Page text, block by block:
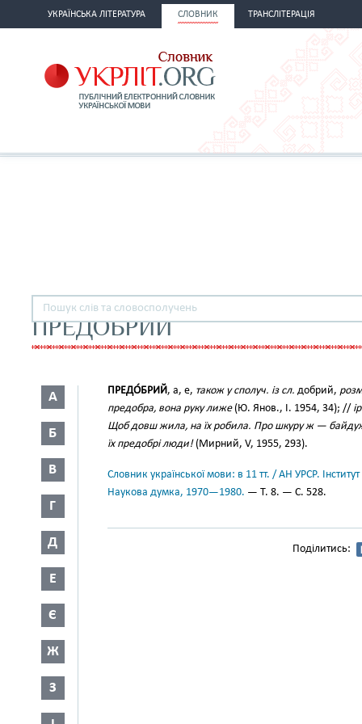
УКРАЇНСЬКА ЛІТЕРАТУРА СЛОВНИК ТРАНСЛІТЕРАЦІЯ
ПРЕДОБРИЙ
А
Б
В
Г
Д
Е
Є
Ж
З
ПРЕДО́БРИЙ, а, е, також у сполуч. із сл. добрий,
предобра, вона руку лиже(Ю. Янов., І. 1954, 34); //
Щоб довш жила, на їх робила. Про шкуру ж —
їх предобрі люди!(Мирний, V, 1955, 293).
Словник української мови: в 11 тт. / АН УРСР.
Наукова думка, 1970—1980. — Т. 8. — С. 528.
Поділитись: